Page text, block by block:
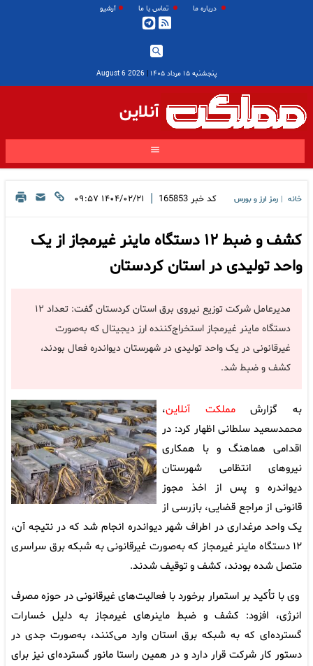
درباره ما تماس با ما آرشیو
پنجشنبه ۱۵ مرداد ۱۴۰۵ |
2026 August 6
آنلاین
خانه رمز ارز و بورس کد خبر 165853
| ۱۴۰۴/۰۲/۲۱ ۰۹:۵۷
کشف و ضبط ۱۲ دستگاه ماینر غیرمجاز از یک
واحد تولیدی در استان کردستان
مدیرعامل شرکت توزیع نیروی برق استان کردستان گفت: تعداد ۱۲
دستگاه ماینر غیرمجاز استخراج‌کننده ارز دیجیتال که به‌صورت
غیرقانونی در یک واحد تولیدی در شهرستان دیواندره فعال بودند،
کشف و ضبط شد.
به گزارشمملکت آنلاین،
محمدسعید سلطانی اظهار کرد: در
اقدامی هماهنگ و با همکاری
نیروهای انتظامی شهرستان
دیواندره و پس از اخذ مجوز
قانونی از مراجع قضایی، بازرسی از
یک واحد مرغداری در اطراف شهر دیواندره انجام شد که در نتیجه آن،
۱۲ دستگاه ماینر غیرمجاز که به‌صورت غیرقانونی به شبکه برق سراسری
متصل شده بودند، کشف و توقیف شدند.
وی با تأکید بر استمرار برخورد با فعالیت‌های غیرقانونی در حوزه مصرف
انرژی، افزود: کشف و ضبط ماینرهای غیرمجاز به دلیل خسارات
گسترده‌ای که به شبکه برق استان وارد می‌کنند، به‌صورت جدی در
دستور کار شرکت قرار دارد و در همین راستا مانور گسترده‌ای نیز برای